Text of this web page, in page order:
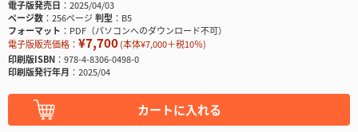
電子版発売日
2025/04/03
ページ数
256ページ判型
B5
フォーマット
PDF（パソコンへのダウンロード不可）
電子版販売価格： ¥7,700(本体¥7,000＋税10％)
印刷版ISBN
978-4-8306-0498-0
印刷版発行年月
2025/04
カートに入れる